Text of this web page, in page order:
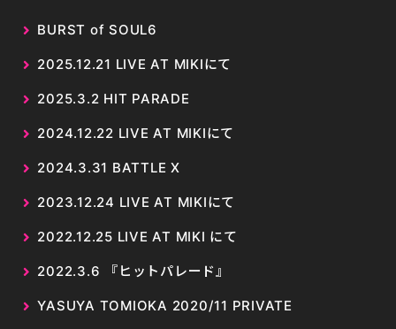
BURST of SOUL6
2025.12.21 LIVE AT MIKIにて
2025.3.2 HIT PARADE
2024.12.22 LIVE AT MIKIにて
2024.3.31 BATTLE X
2023.12.24 LIVE AT MIKIにて
2022.12.25 LIVE AT MIKI にて
2022.3.6 『ヒットパレード』
YASUYA TOMIOKA 2020/11 PRIVATE